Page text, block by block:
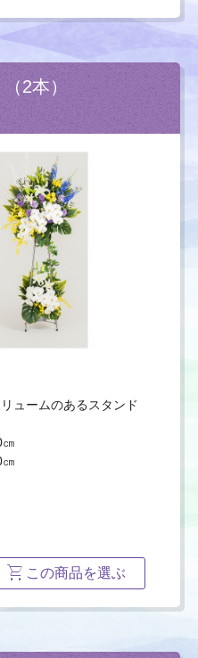
2本）
ュームのあるスタンド
この商品を選ぶ